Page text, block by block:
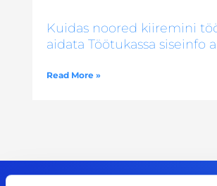
Kuidas noored kiiremini
aidata Töötukassa siseinfo
Read More »